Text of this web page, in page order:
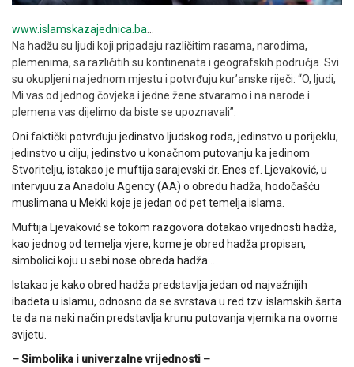
www.islamskazajednica.ba
Na hadžu su ljudi koji pripadaju različitim rasama, narodima,
plemenima, sa različitih su kontinenata i geografskih područja. Svi
su okupljeni na jednom mjestu i potvrđuju kur’anske riječi: “O, ljudi,
Mi vas od jednog čovjeka i jedne žene stvaramo i na narode i
plemena vas dijelimo da biste se upoznavali”.
Oni faktički potvrđuju jedinstvo ljudskog roda, jedinstvo u porijeklu,
jedinstvo u cilju, jedinstvo u konačnom putovanju ka jedinom
Stvoritelju, istakao je muftija sarajevski dr. Enes ef. Ljevaković, u
intervjuu za Anadolu Agency (AA) o obredu hadža, hodočašću
muslimana u Mekki koje je jedan od pet temelja islama.
Muftija Ljevaković se tokom razgovora dotakao vrijednosti hadža,
kao jednog od temelja vjere, kome je obred hadža propisan,
simbolici koju u sebi nose obreda hadža…
Istakao je kako obred hadža predstavlja jedan od najvažnijih
ibadeta u islamu, odnosno da se svrstava u red tzv. islamskih šarta
te da na neki način predstavlja krunu putovanja vjernika na ovome
svijetu.
– Simbolika i univerzalne vrijednosti –